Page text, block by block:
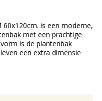
60x120cm. is een moderne,
met een prachtige
is de plantenbak
een extra dimensie